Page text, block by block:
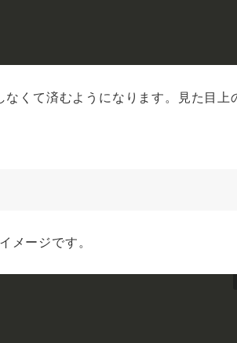
くて済むようになります。見た目上
ージです。